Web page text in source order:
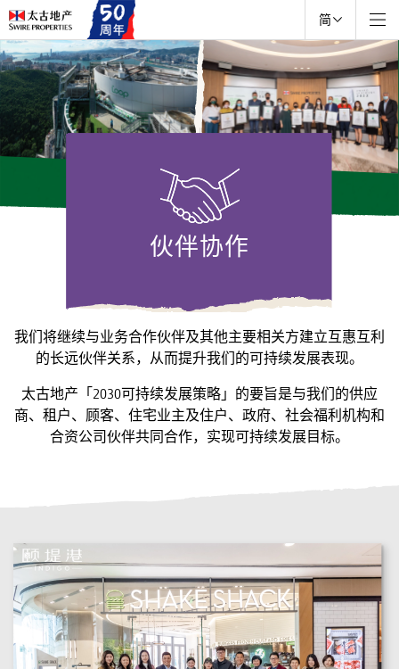
简
伙伴协作
我们将继续与业务合作伙伴及其他主要相关方建立互惠互利
的长远伙伴关系，从而提升我们的可持续发展表现。
太古地产「2030可持续发展策略」的要旨是与我们的供应
商、租户、顾客、住宅业主及住户、政府、社会福利机构和
合资公司伙伴共同合作，实现可持续发展目标。